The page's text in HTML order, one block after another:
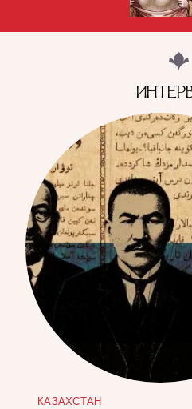
КАЗАХСТАН